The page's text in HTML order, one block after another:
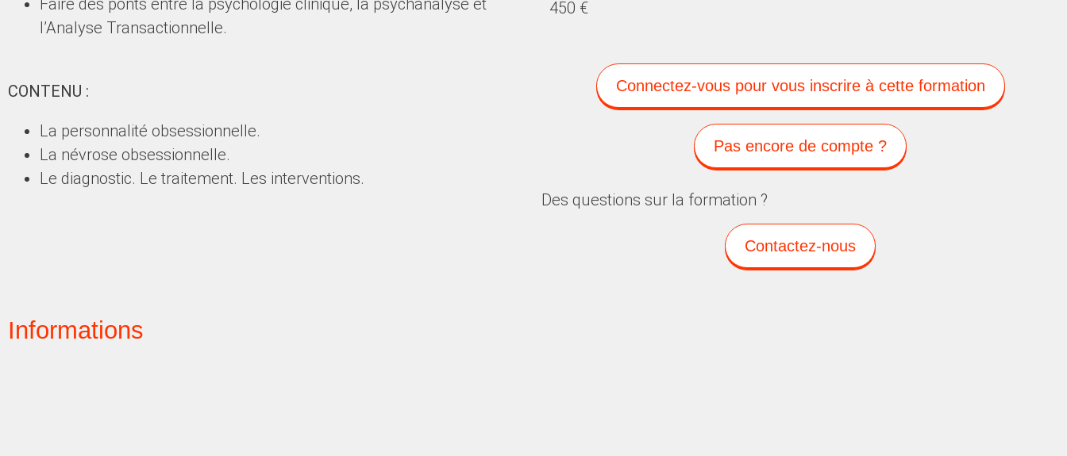
Faire des ponts entre la psychologie clinique, la psychanalyse et
l’Analyse Transactionnelle.
CONTENU :
La personnalité obsessionnelle.
La névrose obsessionnelle.
Le diagnostic. Le traitement. Les interventions.
450 €
Connectez-vous pour vous inscrire à cette formation
Pas encore de compte ?
Des questions sur la formation ?
Contactez-nous
Informations